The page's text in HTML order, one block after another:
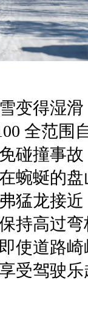
变得湿
全范围
碰撞事
在蜿蜒的
猛龙接近
持高过
使道路
受驾驶乐